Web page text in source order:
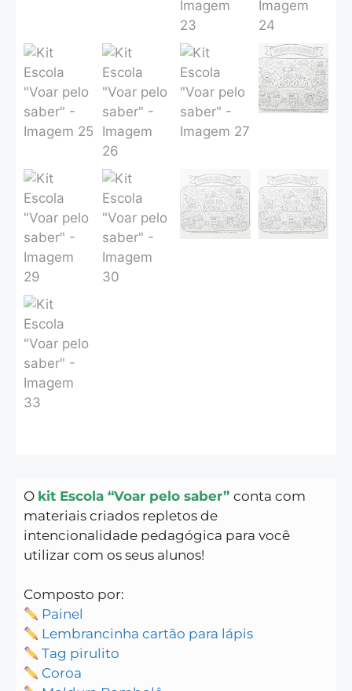
O kit Escola “Voar pelo saber” conta com
materiais criados repletos de
intencionalidade pedagógica para você
utilizar com os seus alunos!
Composto por:
Painel
Lembrancinha cartão para lápis
Tag pirulito
Coroa